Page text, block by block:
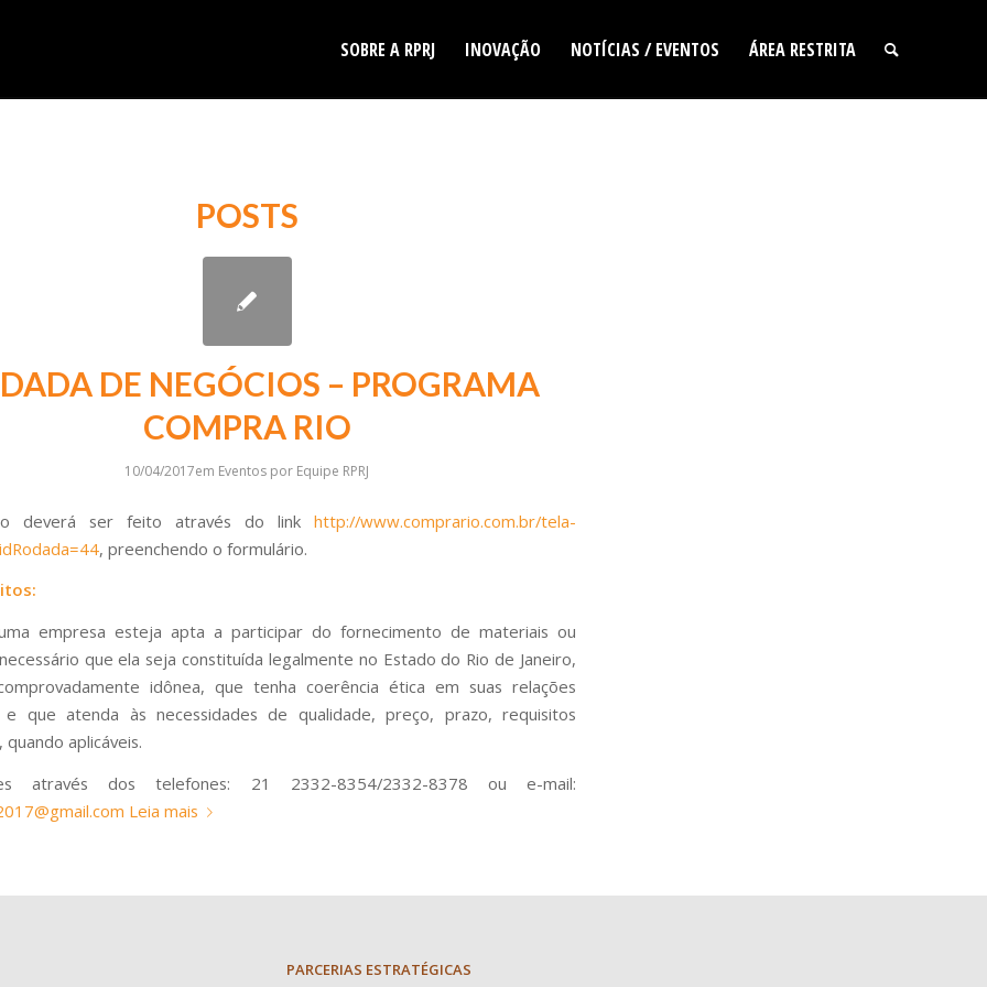
SOBRE A RPRJ INOVAÇÃO NOTÍCIAS / EVENTOS ÁREA RESTRITA
POSTS
DE NEGÓCIOS – PROGRAMA
COMPRA RIO
10/04/2017em Eventos por Equipe RPRJ
deverá ser feito através do link http://www.comprario.com.br/tela-
, preenchendo o formulário.
empresa esteja apta a participar do fornecimento de materiais ou
que ela seja constituída legalmente no Estado do Rio de Janeiro,
idônea, que tenha coerência ética em suas relações
e que atenda às necessidades de qualidade, preço, prazo, requisitos
quando aplicáveis.
através dos telefones: 21 2332-8354/2332-8378 ou e-mail:
Leia mais
PARCERIAS ESTRATÉGICAS